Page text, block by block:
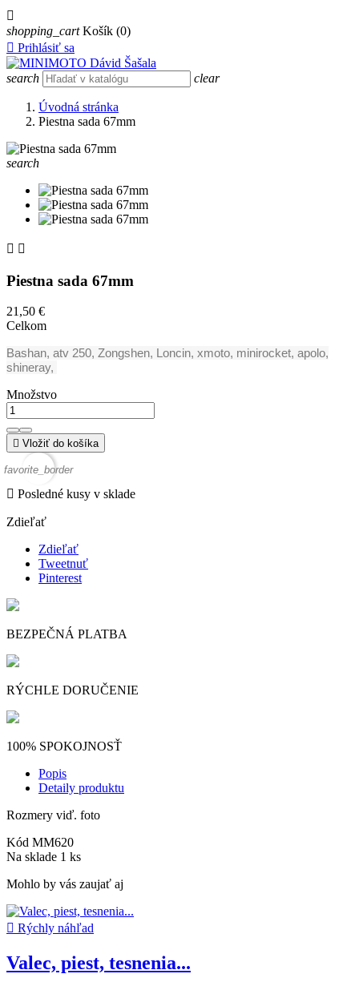

shopping_cart Košík (0)
 Prihlásiť sa
search clear
Úvodná stránka
Piestna sada 67mm
search
 
Piestna sada 67mm
21,50 €
Celkom
Bashan, atv 250, Zongshen, Loncin, xmoto, minirocket, apolo,
shineray,
Množstvo
 Vložiť do košíka
favorite_border
 Posledné kusy v sklade
Zdieľať
Zdieľať
Tweetnuť
Pinterest
BEZPEČNÁ PLATBA
RÝCHLE DORUČENIE
100% SPOKOJNOSŤ
Popis
Detaily produktu
Rozmery viď. foto
Kód MM620
Na sklade 1 ks
Mohlo by vás zaujať aj
 Rýchly náhľad
Valec, piest, tesnenia...